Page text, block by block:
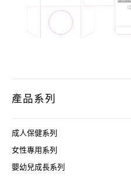
產品系列
成人保健系列
女性專用系列
嬰幼兒成長系列